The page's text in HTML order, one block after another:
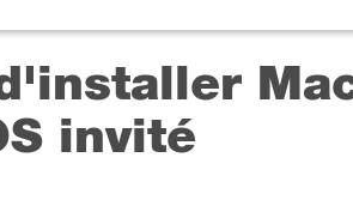
invité